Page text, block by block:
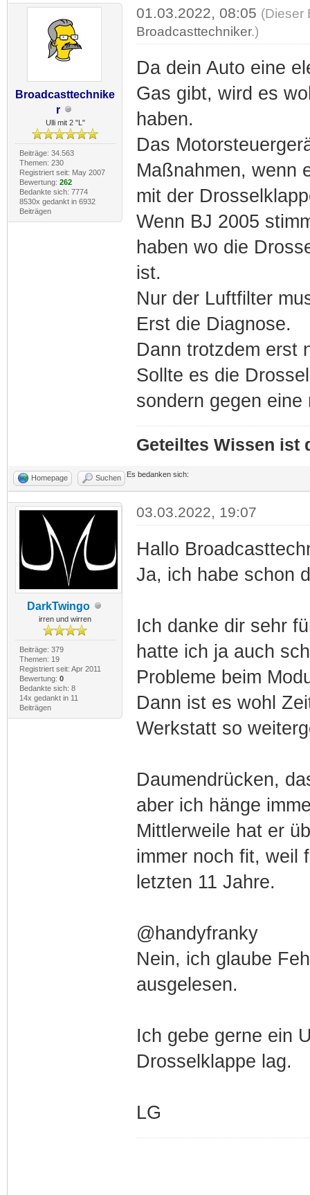
Broadcasttechnike
r
Ulli mit 2 "L"
Beiträge: 34.563
Themen: 230
Registriert seit: May 2007
Bewertung: 262
Bedankte sich: 7774
8530x gedankt in 6932
Beiträgen
01.03.2022, 08:05 (Dieser
Broadcasttechniker.)
Da dein Auto eine
Gas gibt, wird es
haben.
Das
Maßnahmen, wenn
mit der
Wenn BJ 2005
haben wo die
ist.
Nur der Luftfilter
Erst die Diagnose.
Dann trotzdem erst
Sollte es die
sondern gegen eine
Geteiltes Wissen ist
Homepage Suchen Es bedanken sich:
DarkTwingo
irren und wirren
Beiträge: 379
Themen: 19
Registriert seit: Apr 2011
Bewertung: 0
Bedankte sich: 8
14x gedankt in 11
Beiträgen
03.03.2022, 19:07
Hallo
Ja, ich habe schon
Ich danke dir sehr
hatte ich ja auch
Probleme beim
Dann ist es wohl
Werkstatt so
Daumendrücken,
aber ich hänge
Mittlerweile hat er
immer noch fit, weil
letzten 11 Jahre.
@handyfranky
Nein, ich glaube
ausgelesen.
Ich gebe gerne ein
Drosselklappe lag.
LG